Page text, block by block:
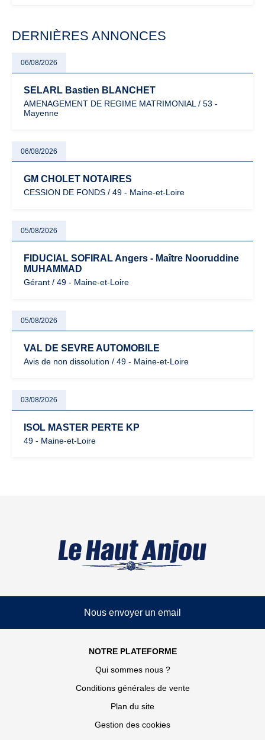
DERNIÈRES ANNONCES
06/08/2026
SELARL Bastien BLANCHET
AMENAGEMENT DE REGIME MATRIMONIAL / 53 -
Mayenne
06/08/2026
GM CHOLET NOTAIRES
CESSION DE FONDS / 49 - Maine-et-Loire
05/08/2026
FIDUCIAL SOFIRAL Angers - Maître Nooruddine
MUHAMMAD
Gérant / 49 - Maine-et-Loire
05/08/2026
VAL DE SEVRE AUTOMOBILE
Avis de non dissolution / 49 - Maine-et-Loire
03/08/2026
ISOL MASTER PERTE KP
49 - Maine-et-Loire
Nous envoyer un email
NOTRE PLATEFORME
Qui sommes nous ?
Conditions générales de vente
Plan du site
Gestion des cookies